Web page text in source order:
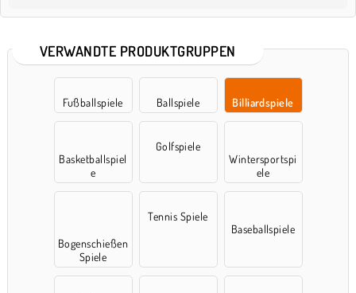
VERWANDTE PRODUKTGRUPPEN
Fußballspiele Ballspiele Billiardspiele
Basketballspiel
e
Golfspiele
Wintersportspi
ele
Bogenschießen
Spiele
Tennis Spiele
Baseballspiele